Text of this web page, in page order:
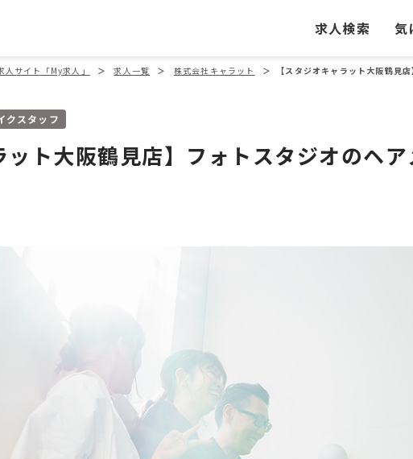
求人検索 気
サイト「My求人」 ＞ 求人一覧 ＞ 株式会社キャラット ＞ 【スタジオキャラット大阪鶴見
クスタッフ
ット大阪鶴見店】フォトスタジオのヘ